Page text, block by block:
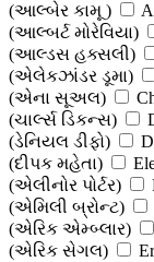
(આલ્બેર કામૂ )
(આલ્બર્ટ મોરેવિયા)
(આલ્ડસ હક્સલી)
(એલેકઝાંડર ડૂમા)
(એના સૂઅલ)
(ચાર્લ્સ ડિકન્સ)
(ડેનિયલ ડીફો)
(દીપક મહેતા)
(એલીનોર પોર્ટર)
(એમિલી બ્રોન્ટ)
(એરિક એમ્બ્લાર)
(એરિક સેગલ)